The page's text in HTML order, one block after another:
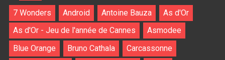
7 Wonders Android Antoine Bauza
As d'Or
As d'Or - Jeu de l'année de Cannes
Asmodee
Blue Orange
Bruno Cathala
Carcassonne